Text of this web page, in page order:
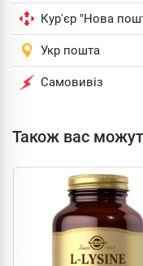
Кур'єр "Нова
Укр пошта
Самовивіз
Також вас